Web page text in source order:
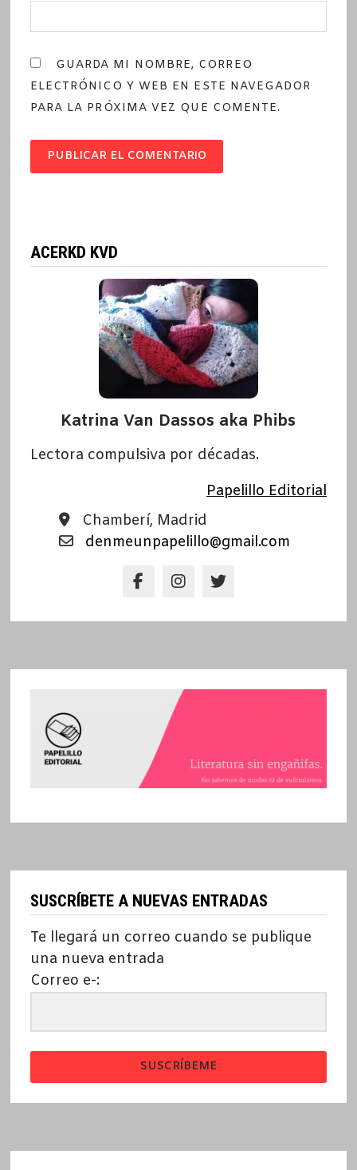
GUARDA MI NOMBRE, CORREO
ELECTRÓNICO Y WEB EN ESTE NAVEGADOR
PARA LA PRÓXIMA VEZ QUE COMENTE.
ACERKD KVD
Katrina Van Dassos aka Phibs
Lectora compulsiva por décadas.
Papelillo Editorial
Chamberí, Madrid
denmeunpapelillo@gmail.com
SUSCRÍBETE A NUEVAS ENTRADAS
Te llegará un correo cuando se publique
una nueva entrada
Correo e-:
SUSCRÍBEME